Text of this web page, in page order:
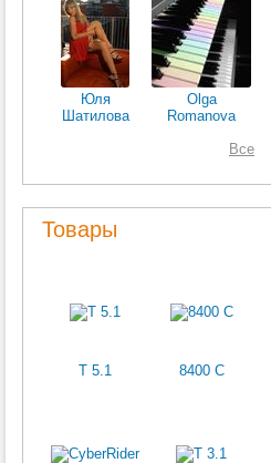
Юля
Шатилова
Olga
Romanova
Все
Товары
T 5.1 8400 C